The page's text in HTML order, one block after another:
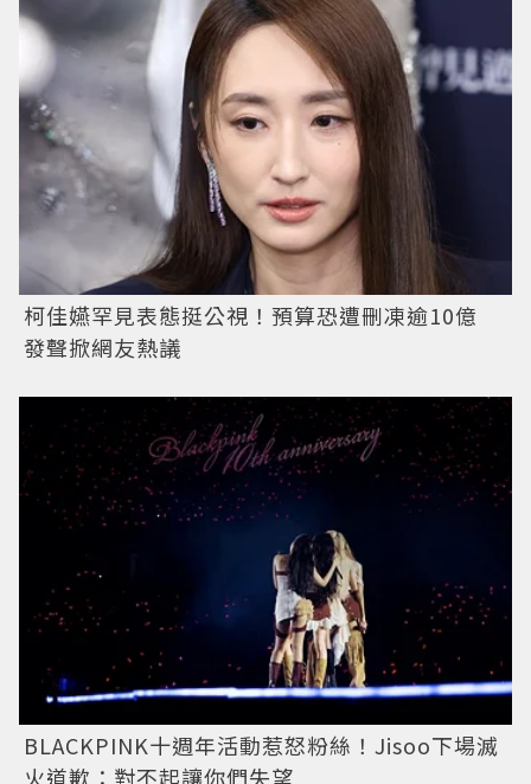
柯佳嬿罕見表態挺公視！預算恐遭刪凍逾10億
發聲掀網友熱議
BLACKPINK十週年活動惹怒粉絲！Jisoo下場滅
火道歉：對不起讓你們失望